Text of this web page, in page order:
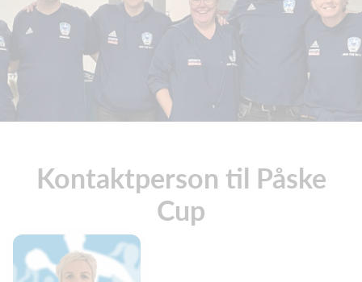
Kontaktperson til Påske
Cup